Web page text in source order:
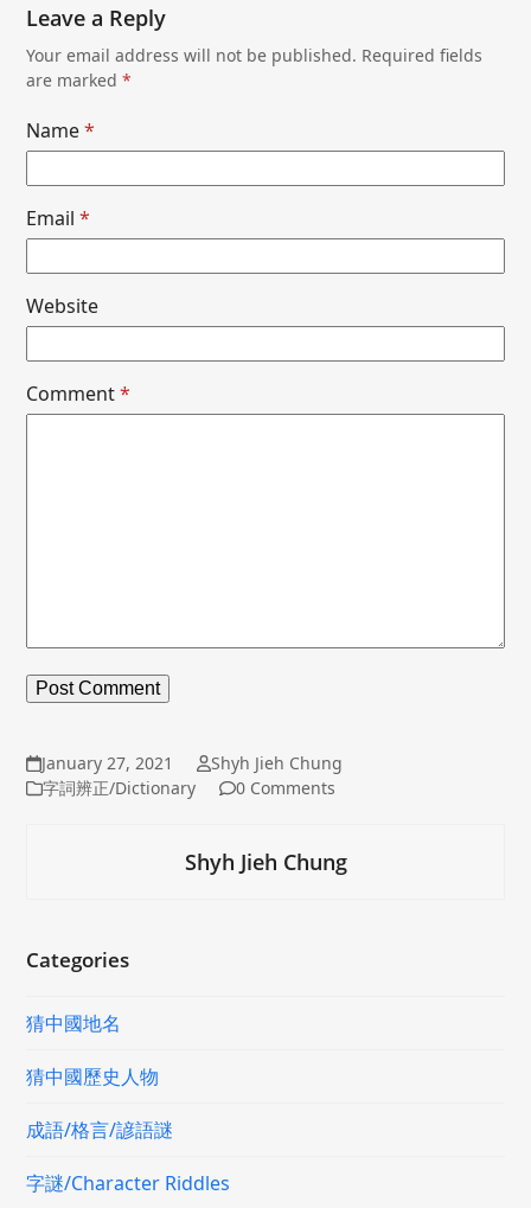
Leave a Reply
Your email address will not be published. Required fields
are marked*
Name*
Email*
Website
Comment*
January 27, 2021
Shyh Jieh Chung
字詞辨正/Dictionary
0 Comments
Shyh Jieh Chung
Categories
猜中國地名
猜中國歷史人物
成語/格言/諺語謎
字謎/Character Riddles